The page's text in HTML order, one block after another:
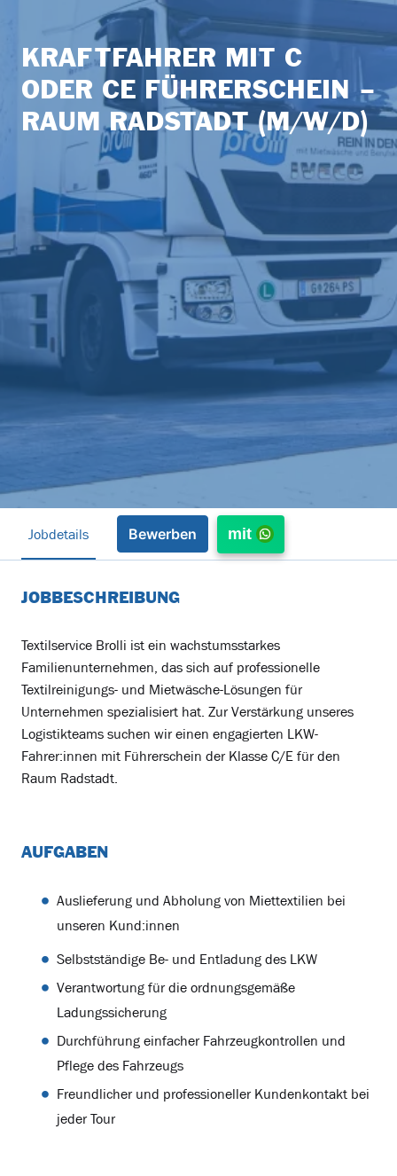
KRAFTFAHRER MIT C
ODER CE FÜHRERSCHEIN –
RAUM RADSTADT (M/W/D)
Jobdetails Bewerben mit
JOBBESCHREIBUNG
Textilservice Brolli ist ein wachstumsstarkes
Familienunternehmen, das sich auf professionelle
Textilreinigungs- und Mietwäsche-Lösungen für
Unternehmen spezialisiert hat. Zur Verstärkung unseres
Logistikteams suchen wir einen engagierten LKW-
Fahrer:innen mit Führerschein der Klasse C/E für den
Raum Radstadt.
AUFGABEN
Auslieferung und Abholung von Miettextilien bei
unseren Kund:innen
Selbstständige Be- und Entladung des LKW
Verantwortung für die ordnungsgemäße
Ladungssicherung
Durchführung einfacher Fahrzeugkontrollen und
Pflege des Fahrzeugs
Freundlicher und professioneller Kundenkontakt bei
jeder Tour